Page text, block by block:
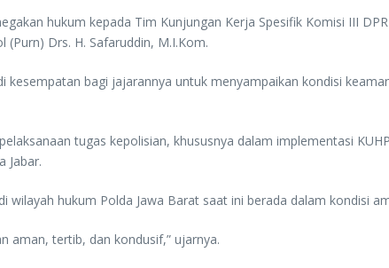
hukum kepada Tim Kunjungan Kerja Spesifik Komisi III
Drs. H. Safaruddin, M.I.Kom.
bagi jajarannya untuk menyampaikan kondisi
tugas kepolisian, khususnya dalam implementasi
Jabar.
hukum Polda Jawa Barat saat ini berada dalam kondisi
aman, tertib, dan kondusif,” ujarnya.